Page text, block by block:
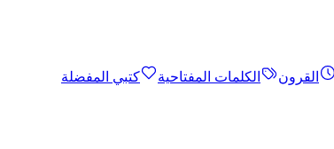
القرون الكلمات المفتاحية
كتبي المفضلة